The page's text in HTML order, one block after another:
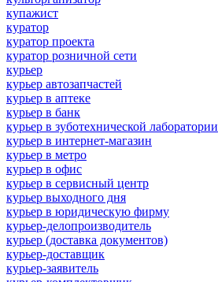
купажист
куратор
куратор проекта
куратор розничной сети
курьер
курьер автозапчастей
курьер в аптеке
курьер в банк
курьер в зуботехнической лаборатории
курьер в интернет-магазин
курьер в метро
курьер в офис
курьер в сервисный центр
курьер выходного дня
курьер в юридическую фирму
курьер-делопроизводитель
курьер (доставка документов)
курьер-доставщик
курьер-заявитель